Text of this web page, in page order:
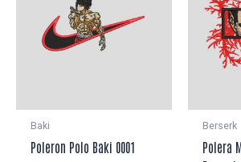
Baki
Poleron Polo Baki 0001
Berserk
Polera